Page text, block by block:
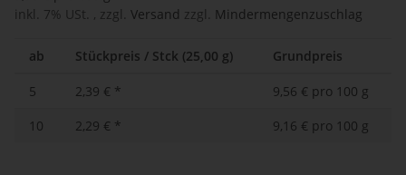
inkl. 7% USt. , zzgl. Versand zzgl. Mindermengenzuschlag
ab Stückpreis / Stck (25,00 g) Grundpreis
5 2,39 € *
9,56 € pro 100 g
10
2,29 € * 9,16 € pro 100 g